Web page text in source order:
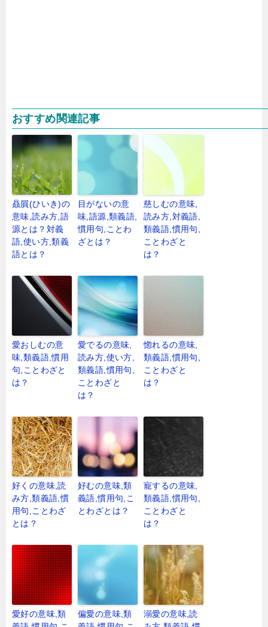
おすすめ関連記事
贔屓(ひいき)の
意味,読み方,語
源とは？対義
語,使い方,類義
語とは？
目がないの意
味,語源,類義語,
慣用句,ことわ
ざとは？
慈しむの意味,
読み方,対義語,
類義語,慣用句,
ことわざと
は？
愛おしむの意
味,類義語,慣用
句,ことわざと
は？
愛でるの意味,
読み方,使い方,
類義語,慣用句,
ことわざと
は？
惚れるの意味,
類義語,慣用句,
ことわざと
は？
好くの意味,読
み方,類義語,慣
用句,ことわざ
とは？
好むの意味,類
義語,慣用句,こ
とわざとは？
寵するの意味,
類義語,慣用句,
ことわざと
は？
愛好の意味,類
偏愛の意味,類
溺愛の意味,読